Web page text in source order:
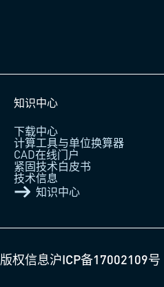
知识中心
下载中心
计算工具与单位换算器
CAD在线门户
紧固技术白皮书
技术信息
知识中心
版权信息沪ICP备17002109号